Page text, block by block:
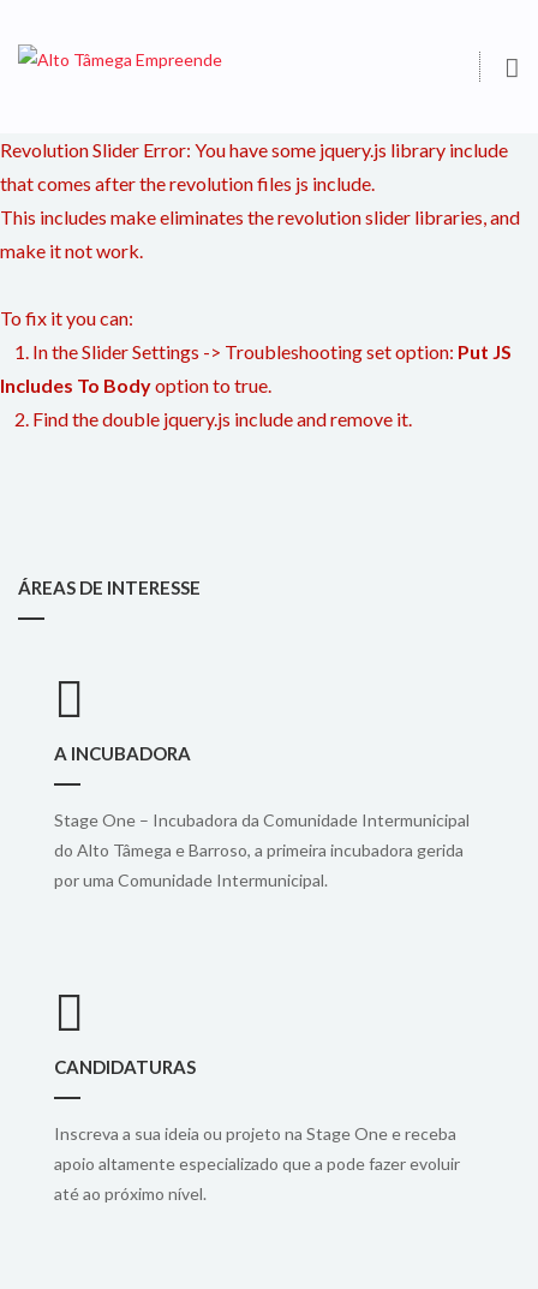
Revolution Slider Error: You have some jquery.js library include
that comes after the revolution files js include.
This includes make eliminates the revolution slider libraries, and
make it not work.
To fix it you can:
1. In the Slider Settings -> Troubleshooting set option: Put JS
Includes To Bodyoption to true.
2. Find the double jquery.js include and remove it.
ÁREAS DE INTERESSE
A INCUBADORA
Stage One – Incubadora da Comunidade Intermunicipal
do Alto Tâmega e Barroso, a primeira incubadora gerida
por uma Comunidade Intermunicipal.
CANDIDATURAS
Inscreva a sua ideia ou projeto na Stage One e receba
apoio altamente especializado que a pode fazer evoluir
até ao próximo nível.